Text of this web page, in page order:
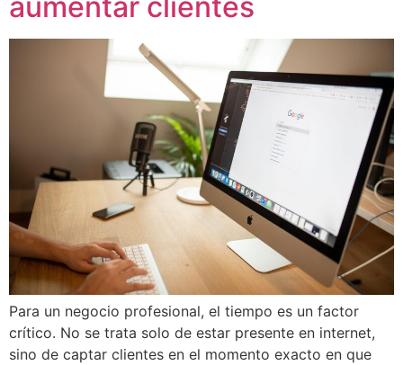
Para un negocio profesional, el tiempo es un factor
crítico. No se trata solo de estar presente en internet,
sino de captar clientes en el momento exacto en que